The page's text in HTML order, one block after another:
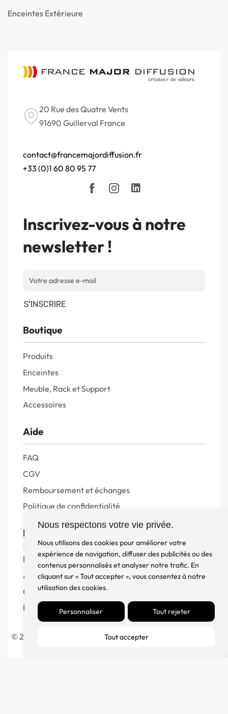
Nous respectons votre vie privée.
Nous utilisons des cookies pour améliorer votre
expérience de navigation, diffuser des publicités ou des
contenus personnalisés et analyser notre trafic. En
cliquant sur « Tout accepter », vous consentez à notre
utilisation des cookies.
Personnaliser Tout rejeter
Tout accepter
Enceintes Extérieure
20 Rue des Quatre Vents
91690 Guillerval France
contact@francemajordiffusion.fr
+33 (0)1 60 80 95 77
Inscrivez-vous à notre
newsletter !
S'INSCRIRE
Boutique
Produits
Enceintes
Meuble, Rack et Support
Accessoires
Aide
FAQ
CGV
Remboursement et échanges
Politique de confidentialité
FM Diffusion
Mentions Légales
À propos
Contact
Blog
© 2023 France Major Diffusion – Fait avec ♥ par l’